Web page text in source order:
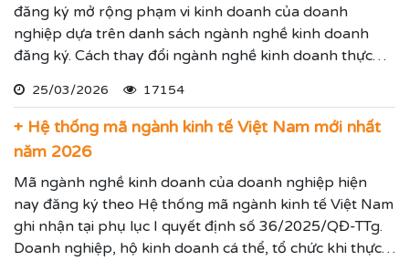
đăng ký mở rộng phạm vi kinh doanh của doanh
nghiệp dựa trên danh sách ngành nghề kinh doanh
đăng ký. Cách thay đổi ngành nghề kinh doanh thực
25/03/2026 17154
+ Hệ thống mã ngành kinh tế Việt Nam mới nhất
năm 2026
Mã ngành nghề kinh doanh của doanh nghiệp hiện
nay đăng ký theo Hệ thống mã ngành kinh tế Việt Nam
ghi nhận tại phụ lục I quyết định số 36/2025/QĐ-TTg.
Doanh nghiệp, hộ kinh doanh cá thể, tổ chức khi thực